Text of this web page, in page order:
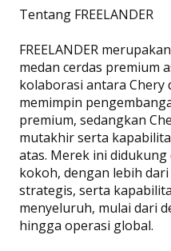
Tentang FREELANDER
FREELANDER
medan cerdas premium
kolaborasi antara Chery
memimpin
premium, sedangkan
mutakhir serta
atas. Merek ini
kokoh, dengan lebih
strategis, serta
menyeluruh, mulai dari
hingga operasi global.